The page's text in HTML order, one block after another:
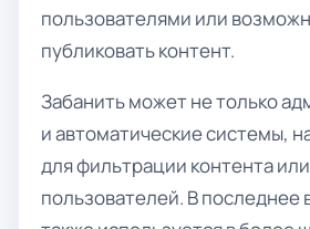
пользователями или
публиковать контент.
Забанить может не только
и автоматические системы,
для фильтрации контента
пользователей. В последнее